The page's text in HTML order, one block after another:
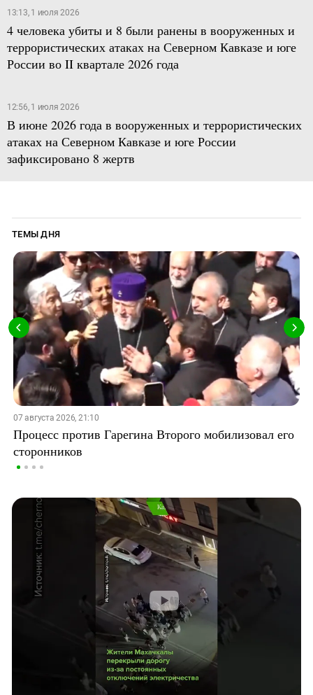
13:13, 1 июля 2026
4 человека убиты и 8 были ранены в вооруженных и
террористических атаках на Северном Кавказе и юге
России во II квартале 2026 года
12:56, 1 июля 2026
В июне 2026 года в вооруженных и террористических
атаках на Северном Кавказе и юге России
зафиксировано 8 жертв
ТЕМЫ ДНЯ
07 августа 2026, 21:10
Процесс против Гарегина Второго мобилизовал его
сторонников